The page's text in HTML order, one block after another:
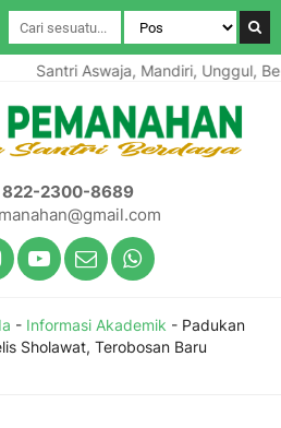
Aswaja, Mandiri, Unggul,
822-2300-8689
- Informasi Akademik - Padukan
Sholawat, Terobosan Baru